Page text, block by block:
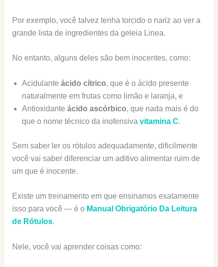
Por exemplo, você talvez tenha torcido o nariz ao ver a
grande lista de ingredientes da geleia Linea.
No entanto, alguns deles são bem inocentes, como:
Acidulante ácido cítrico, que é o ácido presente
naturalmente em frutas como limão e laranja, e
Antioxidante ácido ascórbico, que nada mais é do
que o nome técnico da inofensiva vitamina C.
Sem saber ler os rótulos adequadamente, dificilmente
você vai saber diferenciar um aditivo alimentar ruim de
um que é inocente.
Existe um treinamento em que ensinamos exatamente
isso para você — é o Manual Obrigatório Da Leitura
de Rótulos.
Nele, você vai aprender coisas como: